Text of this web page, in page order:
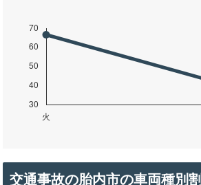
交通事故の胎内市の車両種別